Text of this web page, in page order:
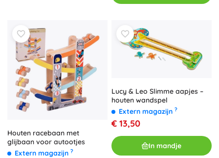
Houten racebaan met
glijbaan voor autootjes
Extern magazijn ?
Lucy & Leo Slimme aapjes –
houten wandspel
Extern magazijn ?
€ 13,50
In mandje